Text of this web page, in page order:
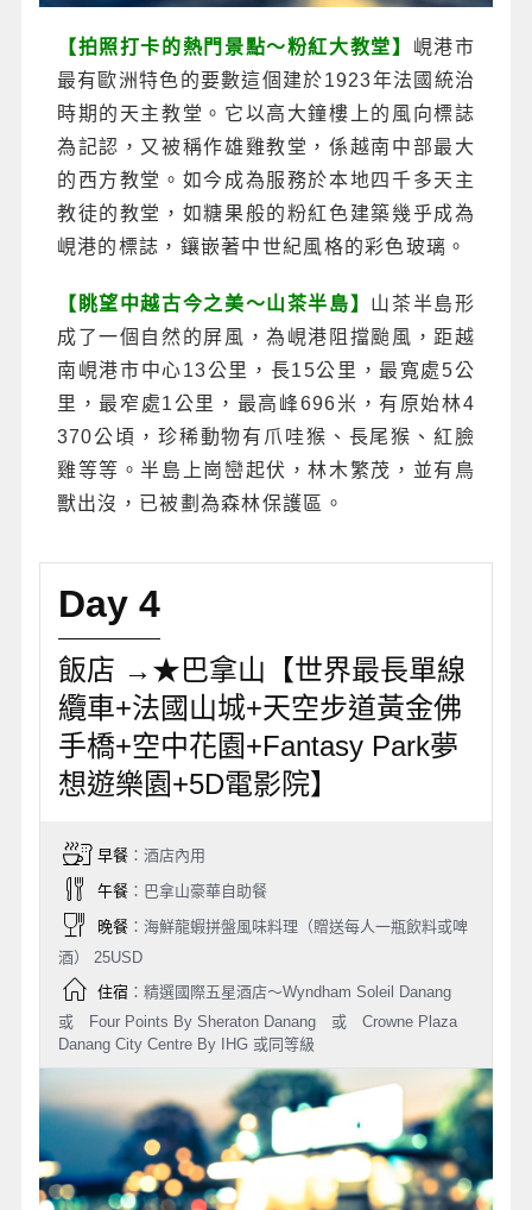
【拍照打卡的熱門景點～粉紅大教堂】 峴港市
最有歐洲特色的要數這個建於1923年法國統治
時期的天主教堂。它以高大鐘樓上的風向標誌
為記認，又被稱作雄雞教堂，係越南中部最大
的西方教堂。如今成為服務於本地四千多天主
教徒的教堂，如糖果般的粉紅色建築幾乎成為
峴港的標誌，鑲嵌著中世紀風格的彩色玻璃。
【眺望中越古今之美～山茶半島】 山茶半島形
成了一個自然的屏風，為峴港阻擋颱風，距越
南峴港市中心13公里，長15公里，最寬處5公
里，最窄處1公里，最高峰696米，有原始林4
370公頃，珍稀動物有爪哇猴、長尾猴、紅臉
雞等等。半島上崗巒起伏，林木繁茂，並有鳥
獸出沒，已被劃為森林保護區。
Day 4
飯店 →★巴拿山【世界最長單線
纜車+法國山城+天空步道黃金佛
手橋+空中花園+Fantasy Park夢
想遊樂園+5D電影院】
早餐：酒店內用
午餐：巴拿山豪華自助餐
晚餐：海鮮龍蝦拼盤風味料理（贈送每人一瓶飲料或啤
酒） 25USD
住宿：精選國際五星酒店～Wyndham Soleil Danang
或 Four Points By Sheraton Danang 或 Crowne Plaza
Danang City Centre By IHG 或同等級